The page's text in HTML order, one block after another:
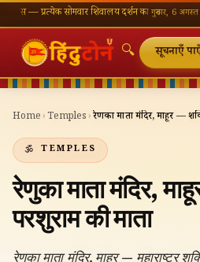
सोमवार शिवालय दर्शन का महत्व🌸 गणेश चतुर्थी —
गुरुवार, 6
🔍 सूचनाएँ
Home ›Temples ›रेणुका माता मंदिर, माहूर —
TEMPLES
रेणुका माता मंदिर,
परशुराम की माता
रेणुका माता मंदिर, माहूर — महाराष्ट्र